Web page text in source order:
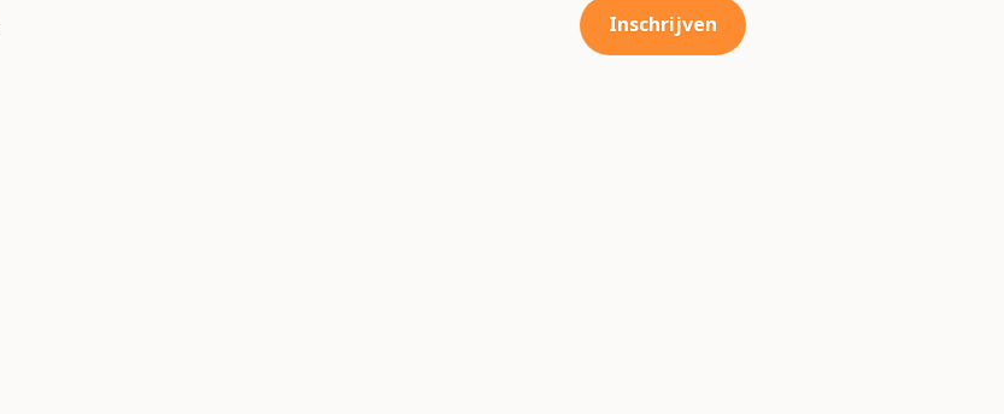
Inschrijven